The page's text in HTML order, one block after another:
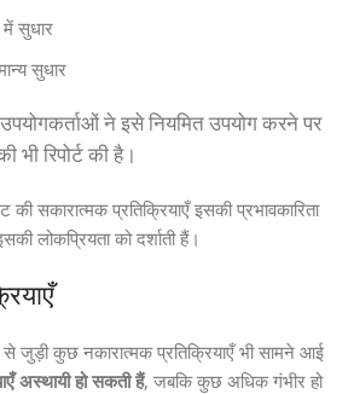
सुधार
सुधार
ने इसे नियमित उपयोग करने पर
भी रिपोर्ट की है।
सकारात्मक प्रतिक्रियाएँ इसकी प्रभावकारिता
लोकप्रियता को दर्शाती हैं।
जुड़ी कुछ नकारात्मक प्रतिक्रियाएँ भी सामने आई
अस्थायी हो सकती हैं, जबकि कुछ अधिक गंभीर हो